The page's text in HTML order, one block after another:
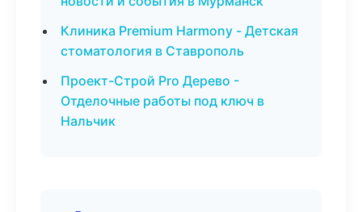
Клиника Premium Harmony - Детская
стоматология в Ставрополь
Проект-Строй Pro Дерево -
Отделочные работы под ключ в
Нальчик